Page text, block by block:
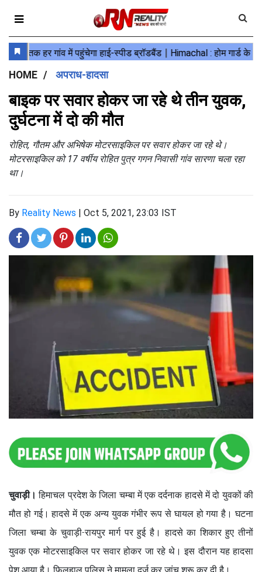
HOME अपराध-हादसा
बाइक पर सवार होकर जा रहे थे तीन युवक,
दुर्घटना में दो की मौत
रोहित, गौतम और अभिषेक मोटरसाइकिल पर सवार होकर जा रहे थे।
मोटरसाइकिल को 17 वर्षीय रोहित पुत्र गगन निवासी गांव सारणा चला रहा
था।
By Reality News | Oct 5, 2021, 23:03 IST
चुवाड़ी। हिमाचल प्रदेश के जिला चम्बा में एक दर्दनाक हादसे में दो युवकों की
मौत हो गई। हादसे में एक अन्य युवक गंभीर रूप से घायल हो गया है। घटना
जिला चम्बा के चुवाड़ी-रायपुर मार्ग पर हुई है। हादसे का शिकार हुए तीनों
युवक एक मोटरसाइकिल पर सवार होकर जा रहे थे। इस दौरान यह हादसा